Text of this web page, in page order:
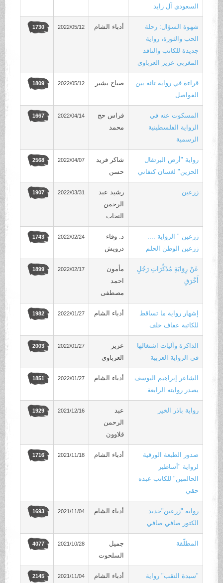
السعودي آل زايد
شهوة السؤال: رحلة
الحب والثورة، رواية
جديدة للكاتب والناقد
المغربي عزيز العرباوي
أدباء الشام 2022/05/12
1730
قراءة في رواية تائه بين
الفواصل
صباح بشير 2022/05/12
1809
المسكوت عنه في
الرواية الفلسطينية
الرسمية
فراس حج
محمد
2022/04/14
1667
رواية "أرض البرتقال
الحزين" لغسان كنفاني
شاكر فريد
حسن
2022/04/07
2568
زرعين
رشيد عبد
الرحمن
النجاب
2022/03/31
1907
زرعين " الرواية ....
زرعين الوطن الحلم
د. وفاء
درويش
2022/02/24
1743
عَنْ رِوَايَةِ مُذَكِّرَاتِ رَجُلٍ
أَخْرَقِ
مأمون
احمد
مصطفى
2022/02/17
1899
إشهار رواية ما تساقط
للكاتبة عفاف خلف
أدباء الشام 2022/01/27
1982
الذاكرة وآليات اشتغالها
في الرواية العربية
عزيز
العرباوي
2022/01/27
2003
الشاعر إبراهيم اليوسف
يصدر روايته الرابعة
أدباء الشام 2022/01/27
1851
رواية باذر الخير
الرحمن
قلاوون
2021/12/16
1929
صدور الطبعة الورقية
لرواية "أساطير
الحالمين" للكاتب عبده
حقي
أدباء الشام 2021/11/18
1716
رواية "زرعين"جديد
الكتور صافي صافي
أدباء الشام 2021/11/04
1693
المطلّقة
جميل
السلحوت
2021/10/28
4077
"سيدة النقب" رواية
أدباء الشام 2021/11/04
2145